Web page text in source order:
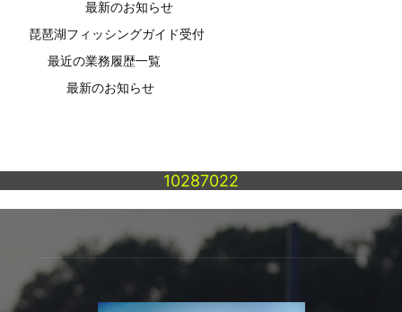
最新のお知らせ
琵琶湖フィッシングガイド受付
最近の業務履歴一覧
最新のお知らせ
10287022